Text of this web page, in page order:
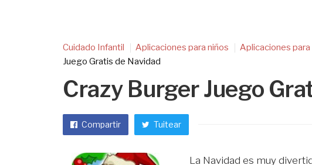
Cuidado Infantil Aplicaciones para niños Aplicaciones para
Juego Gratis de Navidad
Crazy Burger Juego
Compartir Tuitear
La Navidad es muy